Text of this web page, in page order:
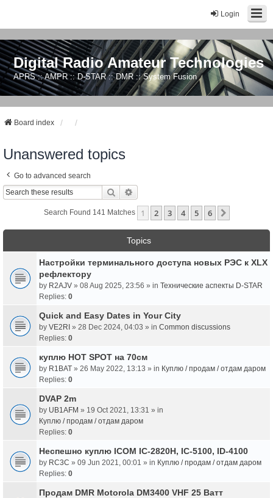
Login
Digital Radio Amateur Technologies
APRS :: AMPR :: D-STAR :: DMR :: System Fusion
Board index
Unanswered topics
Go to advanced search
Search
Search Found 141 Matches 1 2 3 4 5 6
Topics
Настройки терминального доступа новых РЭС к XLX
рефлектору
by R2AJV » 08 Aug 2025, 23:56 » in Технические аспекты D-STAR
Replies: 0
Quick and Easy Dates in Your City
by VE2RI » 28 Dec 2024, 04:03 » in Common discussions
Replies: 0
куплю HOT SPOT на 70см
by R1BAT » 26 May 2022, 13:13 » in Куплю / продам / отдам даром
Replies: 0
DVAP 2m
by UB1AFM » 19 Oct 2021, 13:31 » in
Куплю / продам / отдам даром
Replies: 0
Неспешно куплю ICOM IC-2820H, IC-5100, ID-4100
by RC3C » 09 Jun 2021, 00:01 » in Куплю / продам / отдам даром
Replies: 0
Продам DMR Motorola DM3400 VHF 25 Ватт